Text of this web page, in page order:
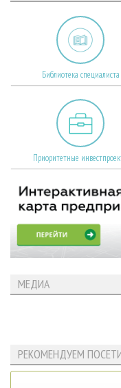
Библиотека специалиста
Приоритетные
МЕДИА
РЕКОМЕНДУЕМ